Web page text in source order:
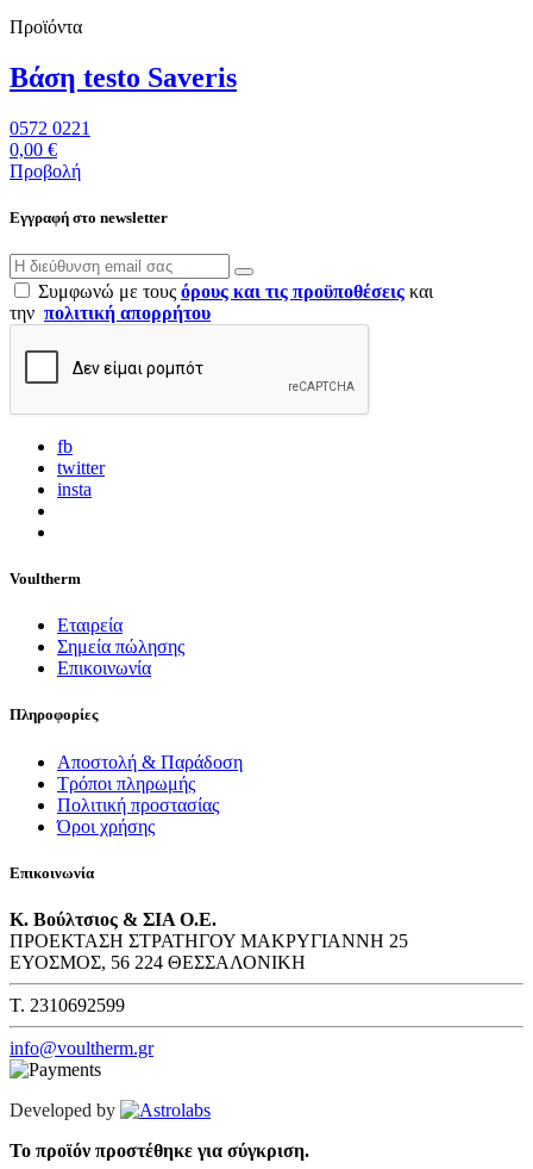
Προϊόντα
Βάση testo Saveris
0572 0221
0,00 €
Προβολή
Εγγραφή στο newsletter
Συμφωνώ με τους όρους και τις προϋποθέσεις και
την πολιτική απορρήτου
fb
twitter
insta
Voultherm
Εταιρεία
Σημεία πώλησης
Επικοινωνία
Πληροφορίες
Αποστολή & Παράδοση
Τρόποι πληρωμής
Πολιτική προστασίας
Όροι χρήσης
Επικοινωνία
Κ. Βούλτσιος & ΣΙΑ Ο.Ε.
ΠΡΟΕΚΤΑΣΗ ΣΤΡΑΤΗΓΟΥ ΜΑΚΡΥΓΙΑΝΝΗ 25
ΕΥΟΣΜΟΣ, 56 224 ΘΕΣΣΑΛΟΝΙΚΗ
T. 2310692599
info@voultherm.gr
Developed by
Το προϊόν προστέθηκε για σύγκριση.